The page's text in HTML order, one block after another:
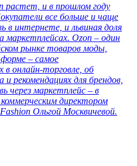
растет, и в прошлом году
все больше и чаще
интернете, и львиная доля
маркетплейсах. Ozon – один
рынке товаров моды,
– самое
онлайн-торговле, об
рекомендациях для брендов,
через маркетплейс – в
директором
Ольгой Москвичевой.